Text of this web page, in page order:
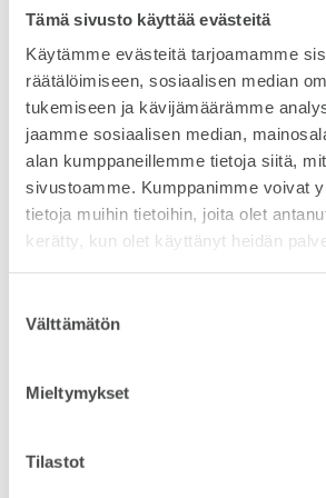
Tämä sivusto käyttää evästeitä
Käytämme evästeitä tarjoamamme
räätälöimiseen, sosiaalisen median
tukemiseen ja kävijämäärämme
jaamme sosiaalisen median,
alan kumppaneillemme tietoja siitä,
sivustoamme. Kumppanimme voivat
tietoja muihin tietoihin, joita olet
kerätty, kun olet käyttänyt heidän
valinta
Välttämätön
Mieltymykset
Tilastot
ŠKODA 130
Muutenkin merkittävänä
kilpailut näkyvät vahvasti mediassa”,
SM-pyöräilyt ovat tärkeä tapahtuma
kaupungille. ”Koronavuosi on siirtänyt
lukuisia tapahtumia, joten on
maantiepyöräilyn SM-kilpailu saadaan
Vantaa on hieno tapahtumakaupunki,
kaikkemme tarjotaksemme kilpailulle
Vantaan kaupungin liikuntajohtaja
sanoo.
MUKANA MYÖS